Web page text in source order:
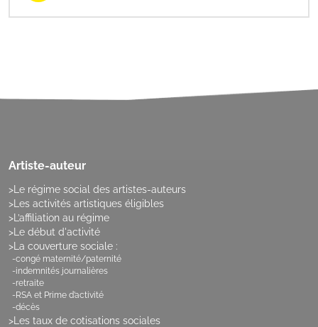
Artiste-auteur
Le régime social des artistes-auteurs
Les activités artistiques éligibles
L’affiliation au régime
Le début d'activité
La couverture sociale :
congé maternité/paternité
indemnités journalières
retraite
RSA et Prime d’activité
décès
Les taux de cotisations sociales